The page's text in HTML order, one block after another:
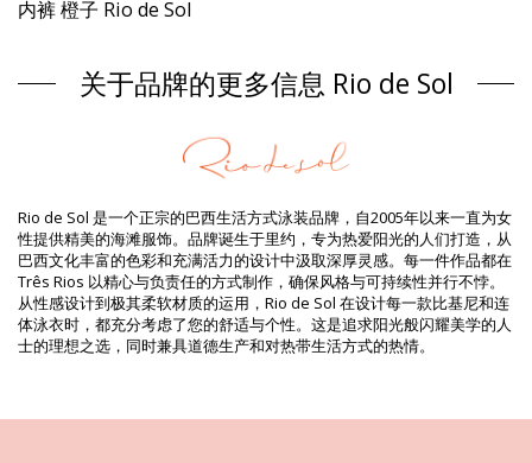
内裤 橙子 Rio de Sol
组成 / 成分: 84% Polyamide, 16% Elastane - OEKO-TEX - Chlorine
Resistant
产品信息
部门: 女装, 内裤
包装包括: 1 x 内裤 (其它附件不包括在内)
HS CODE: 6112.41.0010
SKU: 1981118628
EAN: XS (7899810246318), S (7899810246325), M (7899810246332),
L (7899810246349), XL (7899810246356)
重量: 45g / 0.1lb / 1.59oz
打印不准确，可能因切口花纹而异
清洗和护理说明
关于品牌的更多信息 Rio de Sol
Rio de Sol 是一个正宗的巴西生活方式泳装品牌，自2005年以来一直为女
性提供精美的海滩服饰。品牌诞生于里约，专为热爱阳光的人们打造，从
巴西文化丰富的色彩和充满活力的设计中汲取深厚灵感。每一件作品都在
Três Rios 以精心与负责任的方式制作，确保风格与可持续性并行不悖。
从性感设计到极其柔软材质的运用，Rio de Sol 在设计每一款比基尼和连
体泳衣时，都充分考虑了您的舒适与个性。这是追求阳光般闪耀美学的人
士的理想之选，同时兼具道德生产和对热带生活方式的热情。